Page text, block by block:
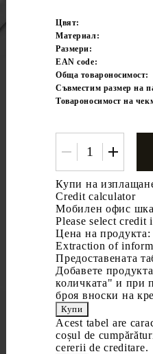
Цвят:
Материал:
Размери:
EAN code:
Обща товароносимост:
Съвместим размер на
Товароносимост на
Купи на
Credit calculator
Мобилен офис
Please select credit
Цена на продукта:
Extraction of
Предоставената
Добавете
количката" и при
броя вноски на
Acest tabel are
coșul de
cererii de creditare.